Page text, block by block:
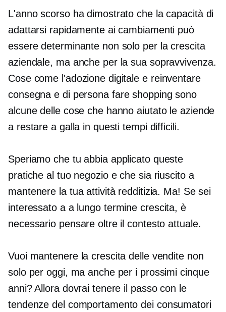
L'anno scorso ha dimostrato che la capacità di
adattarsi rapidamente ai cambiamenti può
essere determinante non solo per la crescita
aziendale, ma anche per la sua sopravvivenza.
Cose come l'adozione digitale e reinventare
consegna e di personafare shopping sono
alcune delle cose che hanno aiutato le aziende
a restare a galla in questi tempi difficili.
Speriamo che tu abbia applicato queste
pratiche al tuo negozio e che sia riuscito a
mantenere la tua attività redditizia. Ma! Se sei
interessato a a lungo termine crescita, è
necessario pensare oltre il contesto attuale.
Vuoi mantenere la crescita delle vendite non
solo per oggi, ma anche per i prossimi cinque
anni? Allora dovrai tenere il passo con le
tendenze del comportamento dei consumatori